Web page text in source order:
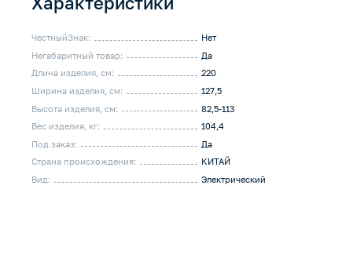
ЧестныйЗнак:
Нет
Негабаритный товар:
Да
Длина изделия, см:
220
Ширина изделия, см:
127,5
Высота изделия, см:
82,5-113
Вес изделия, кг:
104,4
Под заказ:
Да
Страна происхождения:
КИТАЙ
Вид:
Электрический